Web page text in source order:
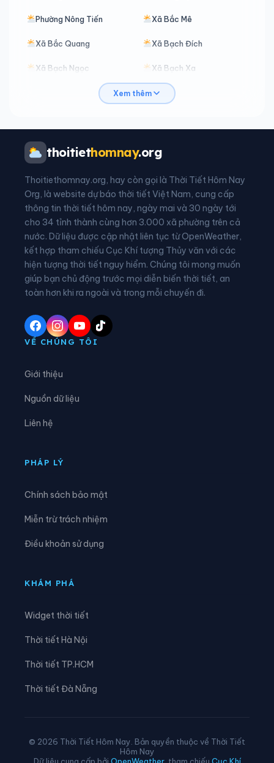
Phường Nông Tiến Xã Bắc Mê
Xã Bắc Quang Xã Bạch Đích
Xã Bạch Ngọc Xã Bạch Xa
Xã Bằng Hành
Xã Bình Ca
Xã Cán Tỷ
Xã Chiêm Hoá Xã Côn Lôn
Xã Đồng Tâm Xã Đông Thọ
Xã Đồng Văn Xã Đồng Yên
Xã Du Già Xã Đường Hồng
Xã Đường Thượng Xã Giáp Trung
Xã Hàm Yên
Xã Hòa An
Xã Kiến Thiết
Xã Mậu Duệ
Xã Pà Vầy Sủ
Xem thêm
thoitiethomnay.org
Thoitiethomnay.org, hay còn gọi là Thời Tiết Hôm Nay
Org, là website dự báo thời tiết Việt Nam, cung cấp
thông tin thời tiết hôm nay, ngày mai và 30 ngày tới
cho 34 tỉnh thành cùng hơn 3.000 xã phường trên cả
nước. Dữ liệu được cập nhật liên tục từ OpenWeather,
kết hợp tham chiếu Cục Khí tượng Thủy văn với các
hiện tượng thời tiết nguy hiểm. Chúng tôi mong muốn
giúp bạn chủ động trước mọi diễn biến thời tiết, an
toàn hơn khi ra ngoài và trong mỗi chuyến đi.
VỀ CHÚNG TÔI
Giới thiệu
Nguồn dữ liệu
Liên hệ
PHÁP LÝ
Chính sách bảo mật
Miễn trừ trách nhiệm
Điều khoản sử dụng
KHÁM PHÁ
Widget thời tiết
Thời tiết Hà Nội
Thời tiết TP.HCM
Thời tiết Đà Nẵng
© 2026 Thời Tiết Hôm Nay. Bản quyền thuộc về Thời Tiết
Hôm Nay